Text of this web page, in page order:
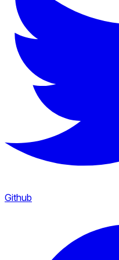
Github